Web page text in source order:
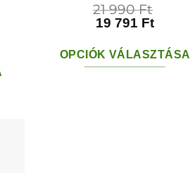
21 990Ft
19 791 Ft
OPCIÓK VÁLASZTÁSA